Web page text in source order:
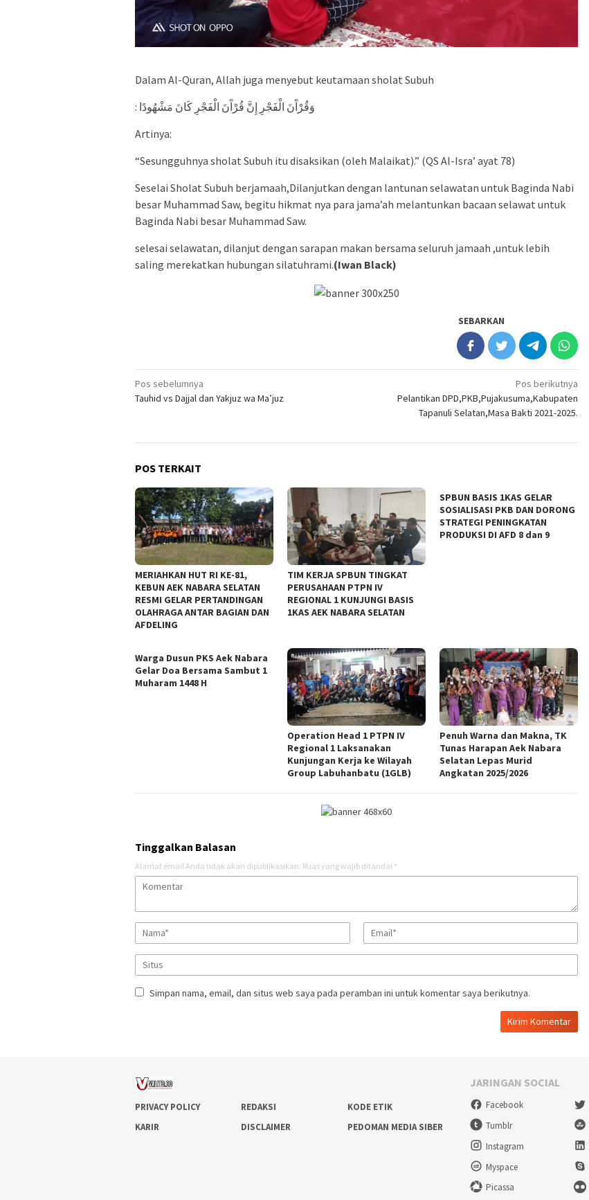
Dalam Al-Quran, Allah juga menyebut keutamaan sholat Subuh
: وَقُرْآَنَ الْفَجْرِ إِنَّ قُرْآَنَ الْفَجْرِ كَانَ مَشْهُودًا
Artinya:
“Sesungguhnya sholat Subuh itu disaksikan (oleh Malaikat).” (QS Al-Isra’ ayat 78)
Seselai Sholat Subuh berjamaah,Dilanjutkan dengan lantunan selawatan untuk Baginda Nabi
besar Muhammad Saw, begitu hikmat nya para jama’ah melantunkan bacaan selawat untuk
Baginda Nabi besar Muhammad Saw.
selesai selawatan, dilanjut dengan sarapan makan bersama seluruh jamaah ,untuk lebih
saling merekatkan hubungan silatuhrami.(Iwan Black)
SEBARKAN
Navigasi
pos
Pos sebelumnya
Tauhid vs Dajjal dan Yakjuz wa Ma’juz
Pos berikutnya
Pelantikan DPD,PKB,Pujakusuma,Kabupaten
Tapanuli Selatan,Masa Bakti 2021-2025.
POS TERKAIT
MERIAHKAN HUT RI KE-81,
KEBUN AEK NABARA SELATAN
RESMI GELAR PERTANDINGAN
OLAHRAGA ANTAR BAGIAN DAN
AFDELING
TIM KERJA SPBUN TINGKAT
PERUSAHAAN PTPN IV
REGIONAL 1 KUNJUNGI BASIS
1KAS AEK NABARA SELATAN
‎SPBUN BASIS 1KAS GELAR
SOSIALISASI PKB DAN DORONG
STRATEGI PENINGKATAN
PRODUKSI DI AFD 8 dan 9
‎Warga Dusun PKS Aek Nabara
Gelar Doa Bersama Sambut 1
Muharam 1448 H
Operation Head 1 PTPN IV
Regional 1 Laksanakan
Kunjungan Kerja ke Wilayah
Group Labuhanbatu (1GLB)
Penuh Warna dan Makna, TK
Tunas Harapan Aek Nabara
Selatan Lepas Murid
Angkatan 2025/2026
Tinggalkan Balasan
Alamat email Anda tidak akan dipublikasikan. Ruas yang wajib ditandai *
Simpan nama, email, dan situs web saya pada peramban ini untuk komentar saya berikutnya.
PRIVACY POLICY REDAKSI
KODE ETIK
KARIR
DISCLAIMER PEDOMAN MEDIA SIBER
JARINGAN SOCIAL
Facebook
Tumblr
Instagram
Myspace
Picassa